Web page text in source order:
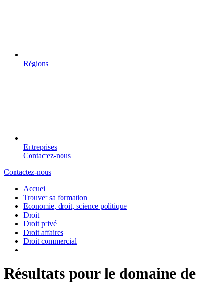
Régions
Entreprises
Contactez-nous
Contactez-nous
Accueil
Trouver sa formation
Economie, droit, science politique
Droit
Droit privé
Droit affaires
Droit commercial
Résultats pour le domaine de